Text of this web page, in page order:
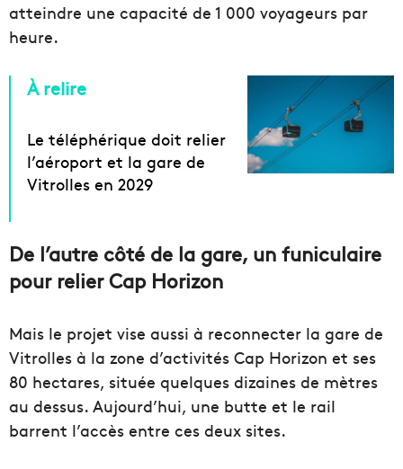
atteindre une capacité de 1 000 voyageurs par
heure.
À relire
Le téléphérique doit relier
l’aéroport et la gare de
Vitrolles en 2029
De l’autre côté de la gare, un funiculaire
pour relier Cap Horizon
Mais le projet vise aussi à reconnecter la gare de
Vitrolles à la zone d’activités Cap Horizon et ses
80 hectares, située quelques dizaines de mètres
au dessus. Aujourd’hui, une butte et le rail
barrent l’accès entre ces deux sites.